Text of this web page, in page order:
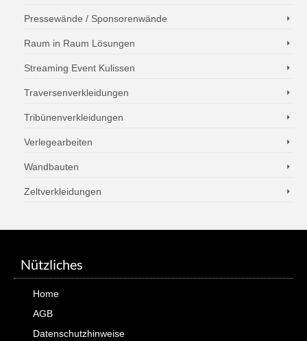
Pressewände / Sponsorenwände
Raum in Raum Lösungen
Streaming Event Kulissen
Traversenverkleidungen
Tribünenverkleidungen
Verlegearbeiten
Wandbauten
Zeltverkleidungen
Nützliches
Home
AGB
Datenschutzhinweise